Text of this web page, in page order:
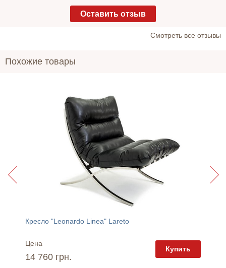
Оставить отзыв
Cмотреть все отзывы
Похожие товары
Кресло "Leonardo Linea" Lareto
Цена
14 760 грн.
Купить